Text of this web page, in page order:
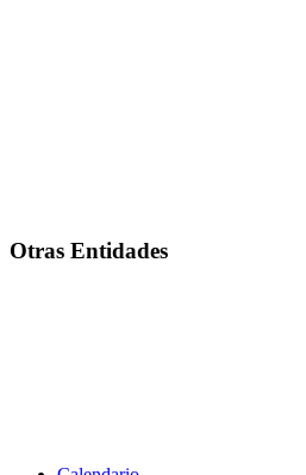
Otras Entidades